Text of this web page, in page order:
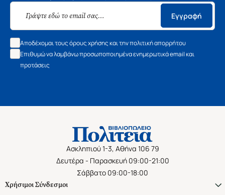
Εγγραφή
Αποδέχομαι τους όρους χρήσης και την πολιτική απορρήτου
Επιθυμώ να λαμβάνω προσωποποιημένα ενημερωτικά email και
προτάσεις
Ασκληπιού 1-3, Αθήνα 106 79
Δευτέρα - Παρασκευή 09:00-21:00
Σάββατο 09:00-18:00
Χρήσιμοι Σύνδεσμοι